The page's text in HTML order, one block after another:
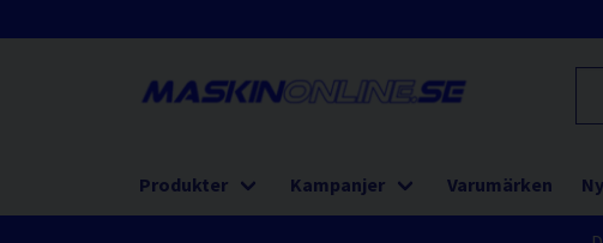
Produkter Kampanjer Varumärken